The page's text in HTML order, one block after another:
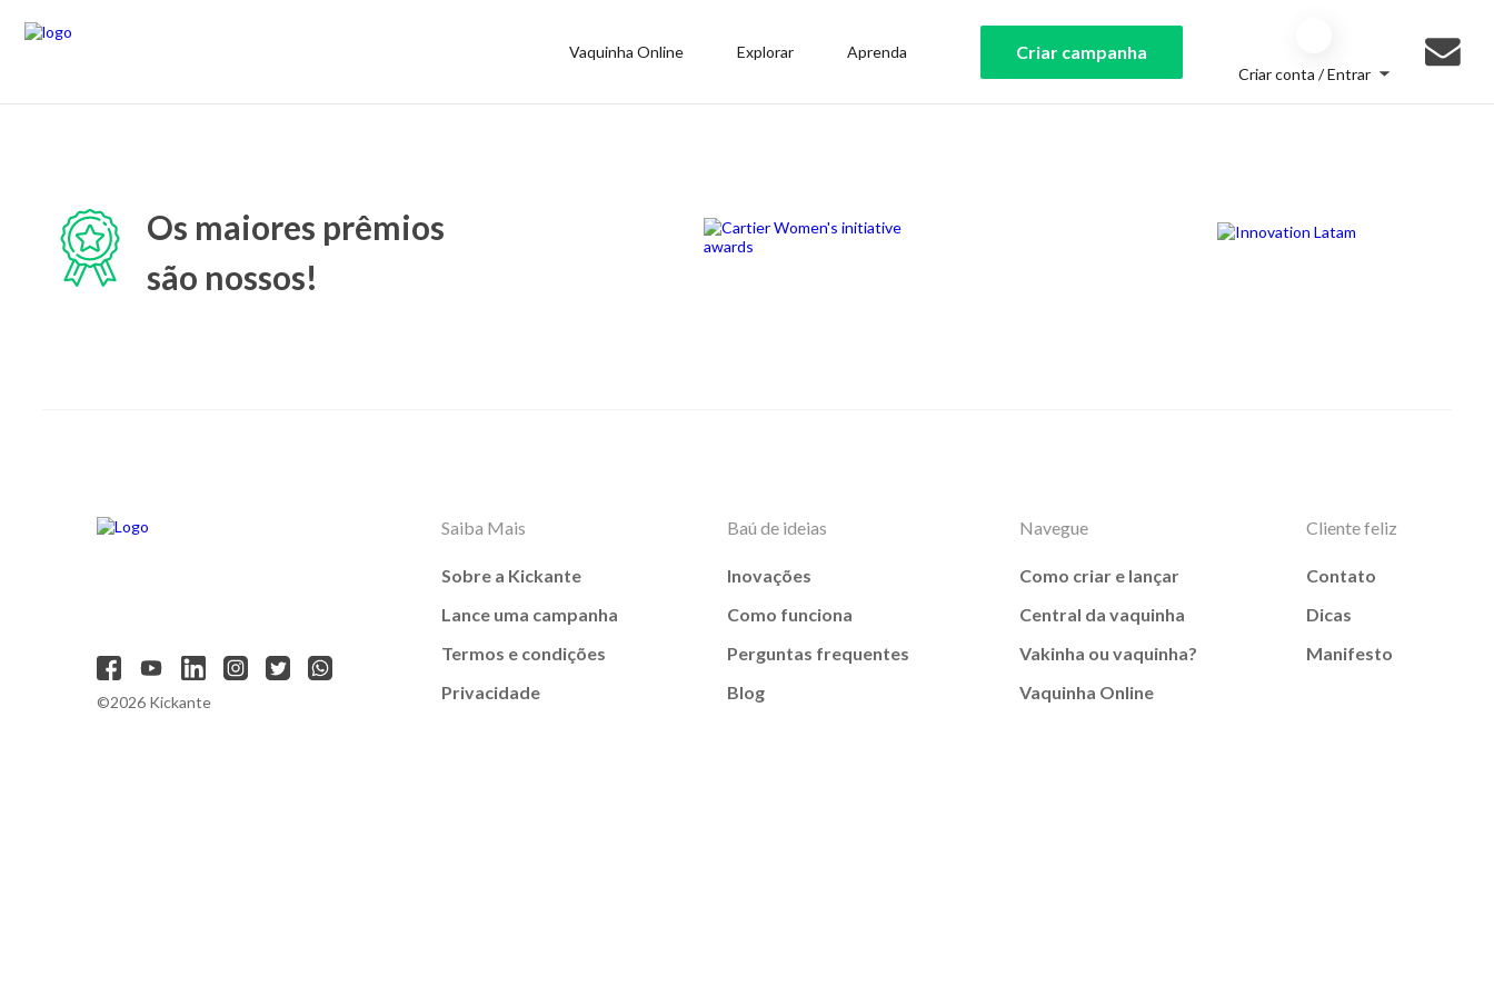
Vaquinha Online Explorar Aprenda Criar campanha
Criar conta / Entrar
Os maiores prêmios
são nossos!
©2026 Kickante
Saiba Mais
Sobre a Kickante
Lance uma campanha
Termos e condições
Privacidade
Baú de ideias
Inovações
Como funciona
Perguntas frequentes
Blog
Navegue
Como criar e lançar
Central da vaquinha
Vakinha ou vaquinha?
Vaquinha Online
Cliente feliz
Contato
Dicas
Manifesto